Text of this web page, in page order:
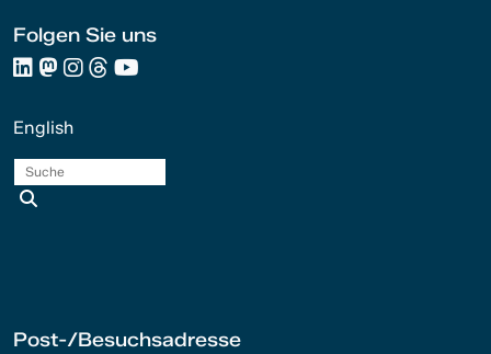
Folgen Sie uns
English
Post-/Besuchsadresse